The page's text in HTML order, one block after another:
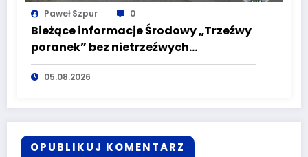
Paweł Szpur 0
Bieżące informacje Środowy „Trzeźwy
poranek” bez nietrzeźwych
kierujących! To cieszy!
05.08.2026
OPUBLIKUJ KOMENTARZ